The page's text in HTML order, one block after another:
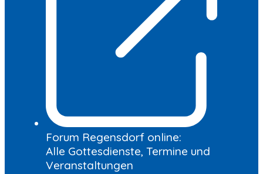
Forum Regensdorf online:
Alle Gottesdienste, Termine und
Veranstaltungen